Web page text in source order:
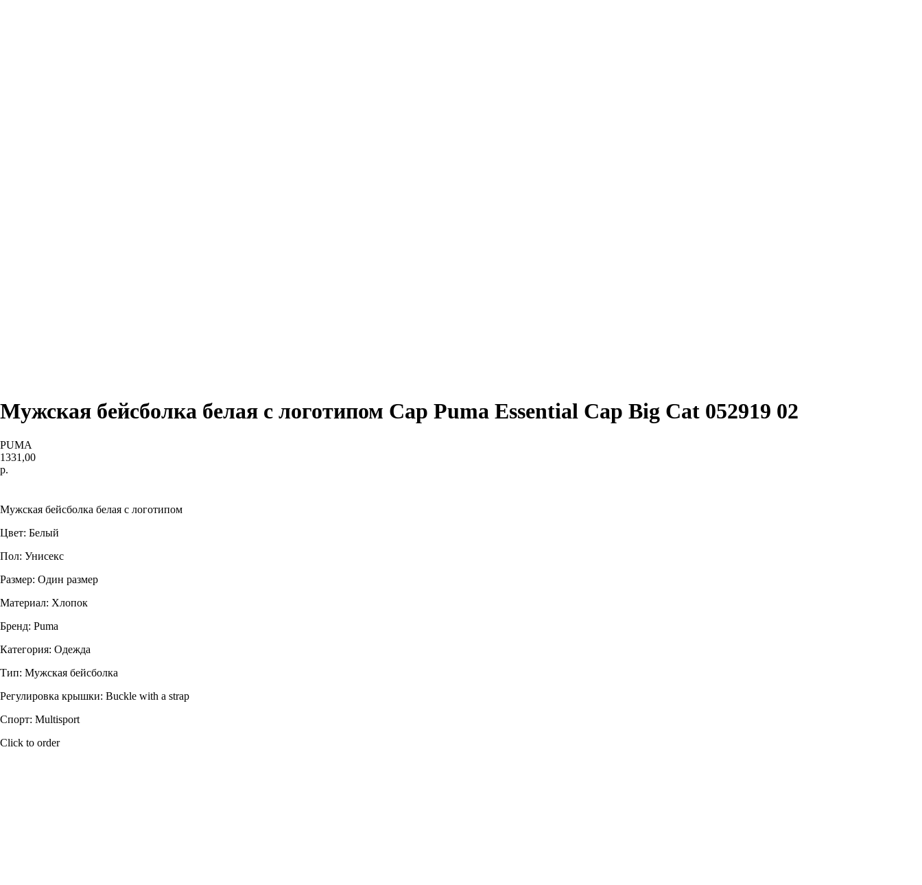
Мужская бейсболка белая с логотипом Cap Puma Essential Cap Big Cat 052919 02
PUMA
1331,00
р.
Мужская бейсболка белая с логотипом
Цвет: Белый
Пол: Унисекс
Размер: Один размер
Материал: Хлопок
Бренд: Puma
Категория: Одежда
Тип: Мужская бейсболка
Регулировка крышки: Buckle with a strap
Спорт: Multisport
Click to order